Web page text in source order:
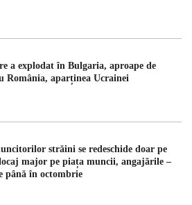
a explodat în Bulgaria, aproape de
România, aparținea Ucrainei
străini se redeschide doar pe
major pe piața muncii, angajările –
până în octombrie